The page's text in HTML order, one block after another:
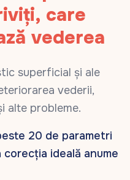
care
vederea
superficial și ale
vederii,
alte probleme.
20 de parametri
ideală anume